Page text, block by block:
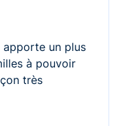
apporte un plus
à pouvoir
très